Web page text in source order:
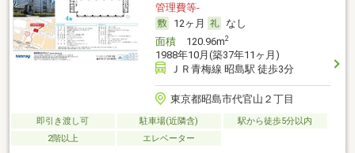
管理費等-
12ヶ月
なし
面積120.96m2
1988年10月(築37年11ヶ月)
ＪＲ青梅線 昭島駅 徒歩3分
東京都昭島市代官山２丁目
即引き渡し可 駐車場(近隣含)
駅から徒歩5分以内
2階以上
エレベーター